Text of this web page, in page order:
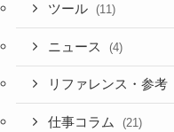
ツール (11)
ニュース (4)
リファレンス・参考
仕事コラム (21)